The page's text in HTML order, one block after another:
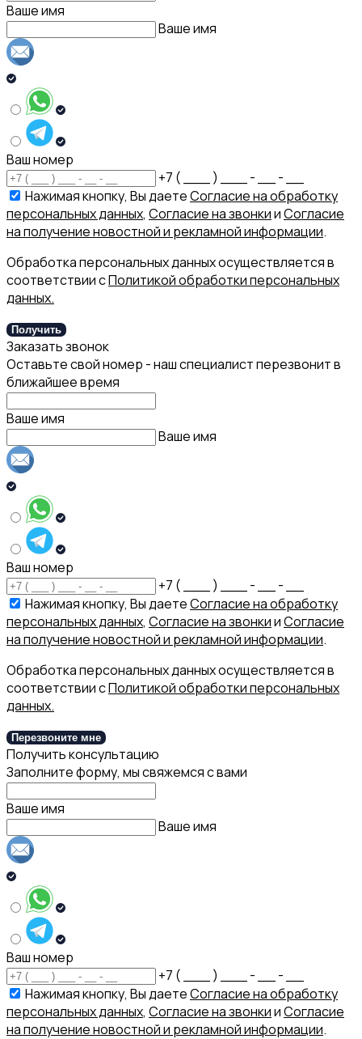
Ваше имя
Ваше имя
Ваш номер
+7 ( ___ ) ___ - __ - __
Нажимая кнопку, Вы даетеСогласие на обработку
персональных данных, Согласие на звонкииСогласие
на получение новостной и рекламной информации.
Обработка персональных данных осуществляется в
соответствии сПолитикой обработки персональных
данных.
Получить
Заказать звонок
Оставьте свой номер - наш специалист перезвонит в
ближайшее время
Ваше имя
Ваше имя
Ваш номер
+7 ( ___ ) ___ - __ - __
Нажимая кнопку, Вы даетеСогласие на обработку
персональных данных, Согласие на звонкииСогласие
на получение новостной и рекламной информации.
Обработка персональных данных осуществляется в
соответствии сПолитикой обработки персональных
данных.
Перезвоните мне
Получить консультацию
Заполните форму, мы свяжемся с вами
Ваше имя
Ваше имя
Ваш номер
+7 ( ___ ) ___ - __ - __
Нажимая кнопку, Вы даетеСогласие на обработку
персональных данных, Согласие на звонкииСогласие
на получение новостной и рекламной информации.